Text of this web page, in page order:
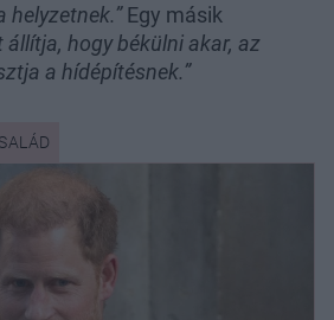
helyzetnek.”Egy másik
állítja, hogy békülni akar, az
a hídépítésnek.”